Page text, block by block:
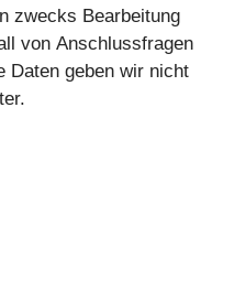
zwecks Bearbeitung
von Anschlussfragen
Daten geben wir nicht